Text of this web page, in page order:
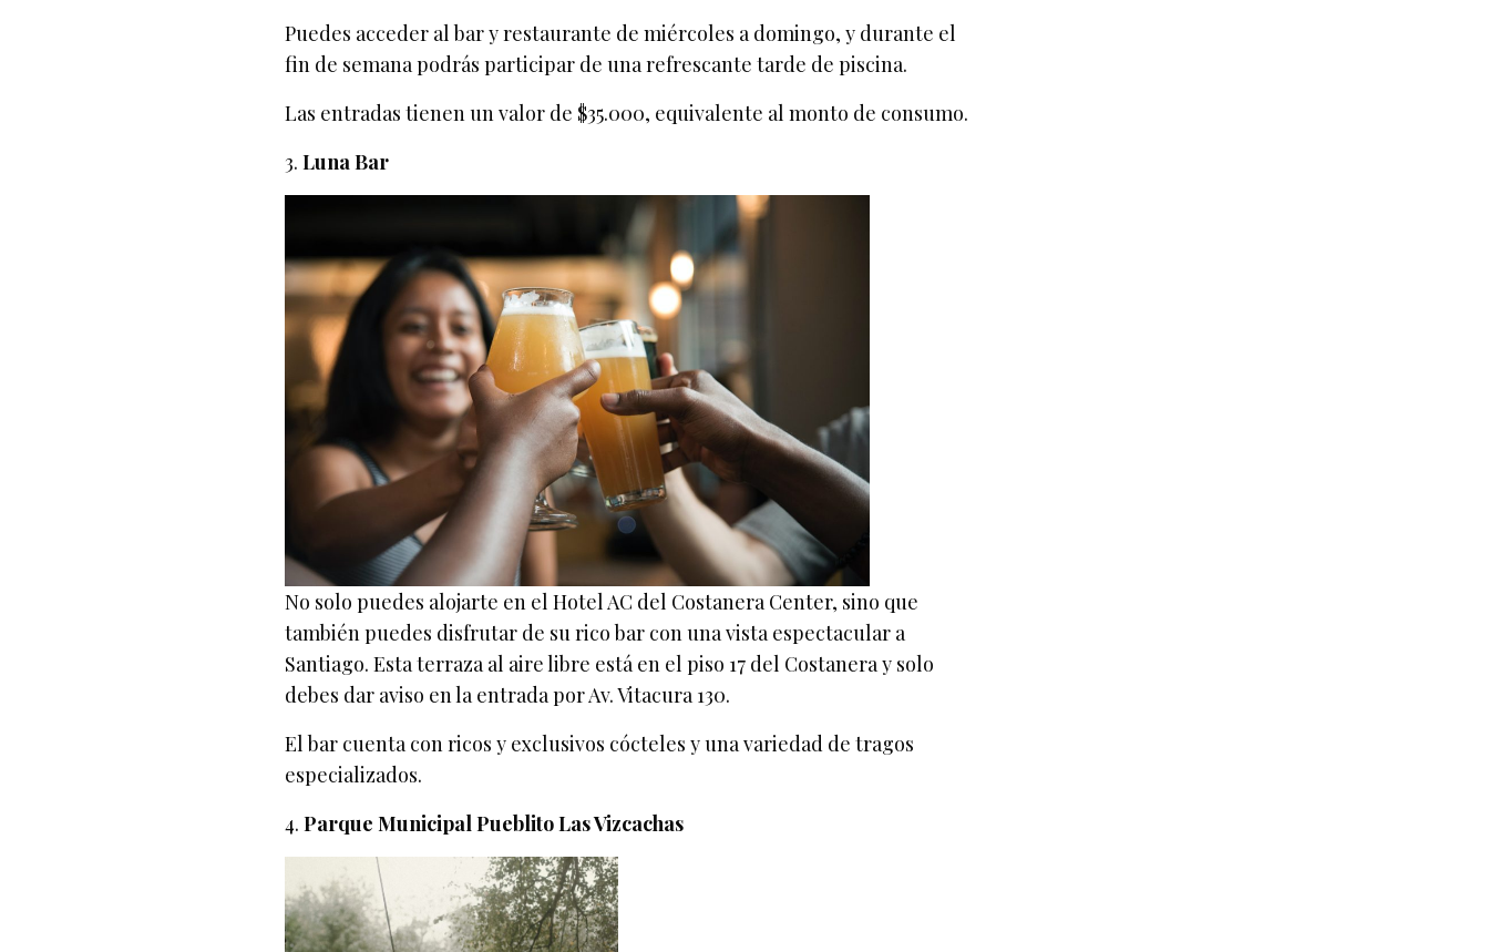
Puedes acceder al bar y restaurante de miércoles a domingo, y durante el
fin de semana podrás participar de una refrescante tarde de piscina.
Las entradas tienen un valor de $35.000, equivalente al monto de consumo.
3.Luna Bar
No solo puedes alojarte en el Hotel AC del Costanera Center, sino que
también puedes disfrutar de su rico bar con una vista espectacular a
Santiago. Esta terraza al aire libre está en el piso 17 del Costanera y solo
debes dar aviso en la entrada por Av. Vitacura 130.
El bar cuenta con ricos y exclusivos cócteles y una variedad de tragos
especializados.
4.Parque Municipal Pueblito Las Vizcachas